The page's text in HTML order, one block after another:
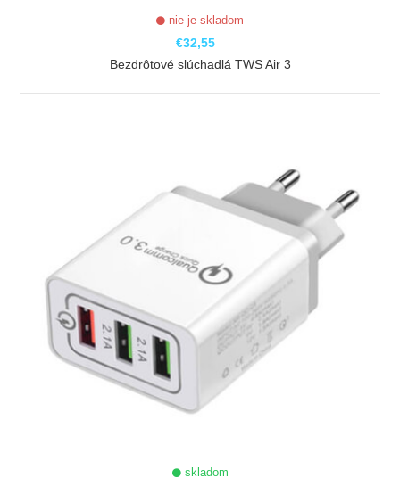
nie je skladom
€32,55
Bezdrôtové slúchadlá TWS Air 3
skladom